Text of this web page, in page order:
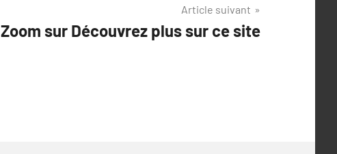
Article suivant
Zoom sur Découvrez plus sur ce site